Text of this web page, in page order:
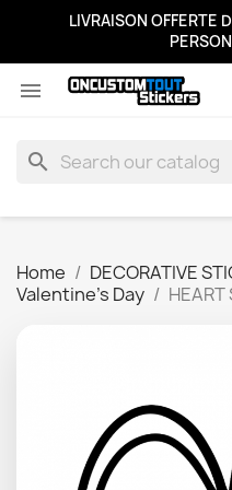
LIVRAISON OFFERTE

search
Home DECORATIVE
Valentine's Day
HEART